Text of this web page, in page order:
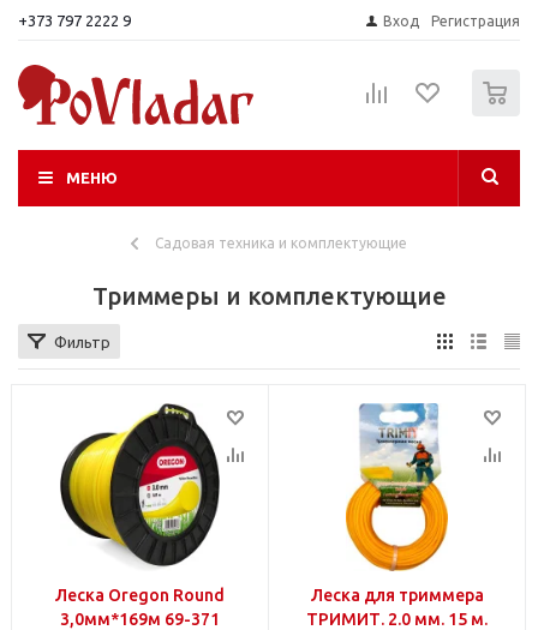
+373 797 2222 9 Вход Регистрация
МЕНЮ
Садовая техника и комплектующие
Триммеры и комплектующие
Фильтр
Леска Oregon Round
3,0мм*169м 69-371
Леска для триммера
ТРИМИТ. 2.0 мм. 15 м.